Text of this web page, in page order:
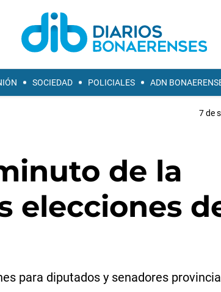
SOCIEDAD POLICIALES ADN
7 de
de la
elecciones
para diputados y senadores